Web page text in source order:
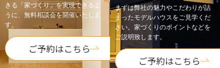
きる「家づくり」を実現できるよ
うに、無料相談会を開催いたしま
す。
ご予約はこちら
まずは弊社の魅力やこだわりが詰
まったモデルハウスをご見学くだ
さい。家づくりのポイントなどを
ご説明致します。
ご予約はこちら